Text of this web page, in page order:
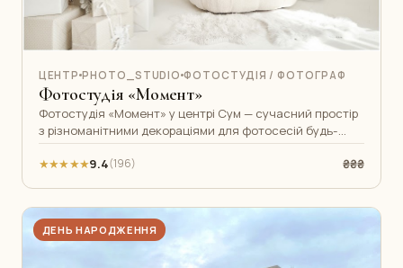
ЦЕНТР PHOTO_STUDIO ФОТОСТУДІЯ / ФОТОГРАФ
Фотостудія «Момент»
Фотостудія «Момент» у центрі Сум — сучасний простір
з різноманітними декораціями для фотосесій будь-
якого формату. Тут роблять пор
★★★★★9.4(196) ₴₴₴
ДЕНЬ НАРОДЖЕННЯ